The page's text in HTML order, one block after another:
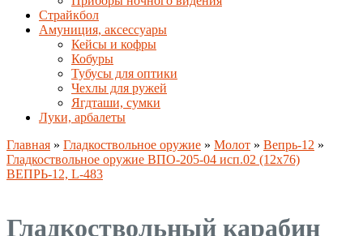
Страйкбол
Амуниция, аксессуары
Кейсы и кофры
Кобуры
Тубусы для оптики
Чехлы для ружей
Ягдташи, сумки
Луки, арбалеты
Главная » Гладкоствольное оружие » Молот » Вепрь-12 »
Гладкоствольное оружие ВПО-205-04 исп.02 (12х76)
ВЕПРЬ-12, L-483
Гладкоствольный карабин